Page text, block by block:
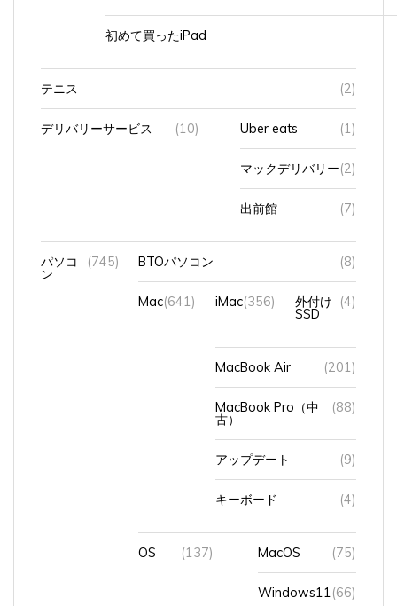
初めて買ったiPad
(2)
デリバリーサービス (10) Uber eats (1)
(2)
出前館 (7)
パソコ
ン
(745) BTOパソコン (8)
Mac (641) iMac (356) 外付け
SSD
(4)
MacBook Air (201)
MacBook Pro（中
古）
(88)
アップデート (9)
キーボード (4)
OS (137) MacOS (75)
Windows11 (66)